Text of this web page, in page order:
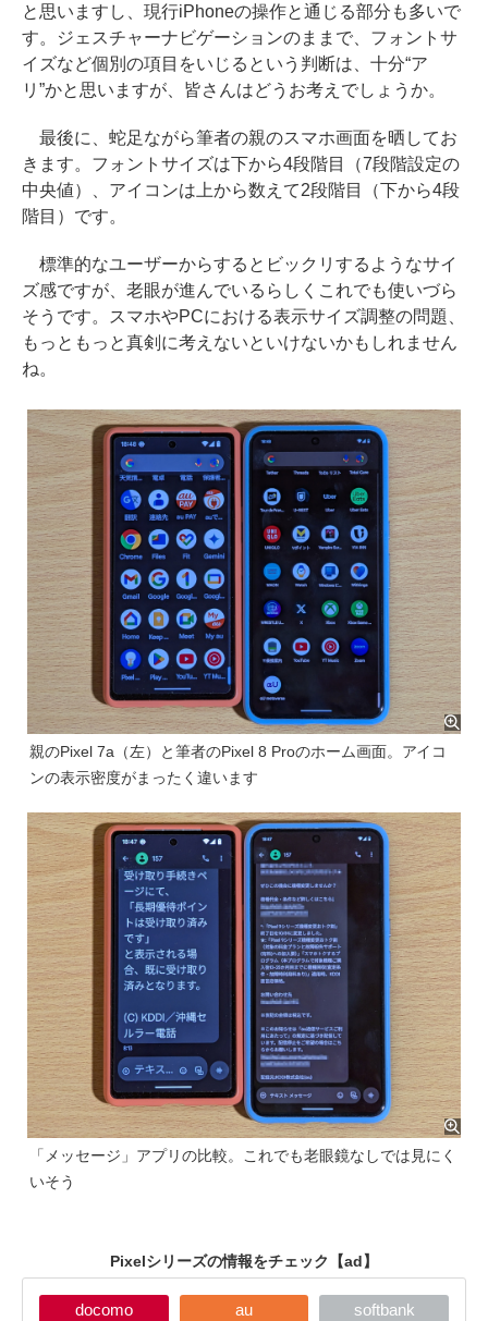
と思いますし、現行iPhoneの操作と通じる部分も多いで
す。ジェスチャーナビゲーションのままで、フォントサ
イズなど個別の項目をいじるという判断は、十分“ア
リ”かと思いますが、皆さんはどうお考えでしょうか。
最後に、蛇足ながら筆者の親のスマホ画面を晒してお
きます。フォントサイズは下から4段階目（7段階設定の
中央値）、アイコンは上から数えて2段階目（下から4段
階目）です。
標準的なユーザーからするとビックリするようなサイ
ズ感ですが、老眼が進んでいるらしくこれでも使いづら
そうです。スマホやPCにおける表示サイズ調整の問題、
もっともっと真剣に考えないといけないかもしれません
ね。
親のPixel 7a（左）と筆者のPixel 8 Proのホーム画面。アイコ
ンの表示密度がまったく違います
「メッセージ」アプリの比較。これでも老眼鏡なしでは見にく
いそう
Pixelシリーズの情報をチェック 【ad】
docomo au softbank